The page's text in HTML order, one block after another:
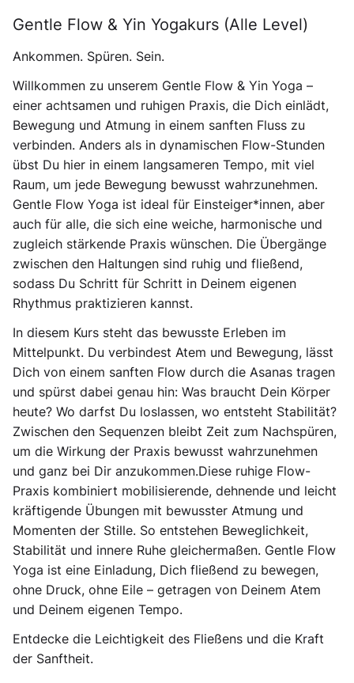
Gentle Flow & Yin Yogakurs (Alle Level)
Ankommen. Spüren. Sein.
Willkommen zu unserem Gentle Flow & Yin Yoga –
einer achtsamen und ruhigen Praxis, die Dich einlädt,
Bewegung und Atmung in einem sanften Fluss zu
verbinden. Anders als in dynamischen Flow-Stunden
übst Du hier in einem langsameren Tempo, mit viel
Raum, um jede Bewegung bewusst wahrzunehmen. ​
Gentle Flow Yoga ist ideal für Einsteiger*innen, aber
auch für alle, die sich eine weiche, harmonische und
zugleich stärkende Praxis wünschen. Die Übergänge
zwischen den Haltungen sind ruhig und fließend,
sodass Du Schritt für Schritt in Deinem eigenen
Rhythmus praktizieren kannst.
In diesem Kurs steht das bewusste Erleben im
Mittelpunkt. Du verbindest Atem und Bewegung, lässt
Dich von einem sanften Flow durch die Asanas tragen
und spürst dabei genau hin: Was braucht Dein Körper
heute? Wo darfst Du loslassen, wo entsteht Stabilität?
Zwischen den Sequenzen bleibt Zeit zum Nachspüren,
um die Wirkung der Praxis bewusst wahrzunehmen
und ganz bei Dir anzukommen. ​ Diese ruhige Flow-
Praxis kombiniert mobilisierende, dehnende und leicht
kräftigende Übungen mit bewusster Atmung und
Momenten der Stille. So entstehen Beweglichkeit,
Stabilität und innere Ruhe gleichermaßen. Gentle Flow
Yoga ist eine Einladung, Dich fließend zu bewegen,
ohne Druck, ohne Eile – getragen von Deinem Atem
und Deinem eigenen Tempo.
Entdecke die Leichtigkeit des Fließens und die Kraft
der Sanftheit.